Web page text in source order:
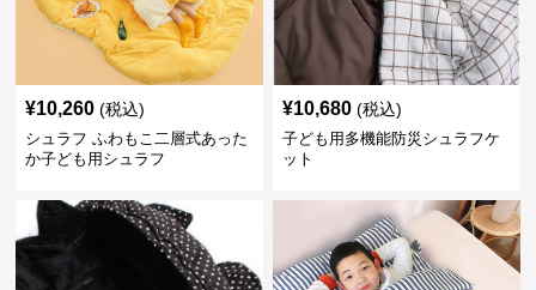
¥10,260 (税込)
シュラフ ふわもこ二層式あった
か子ども用シュラフ
¥10,680 (税込)
子ども用多機能防災シュラフケ
ット